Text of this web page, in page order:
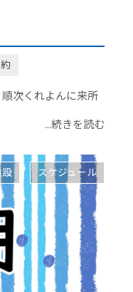
次くれよんに来所
...続きを読む
スケジュール